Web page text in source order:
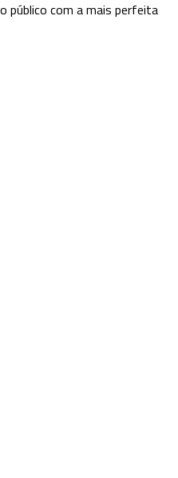
público com a mais perfeita